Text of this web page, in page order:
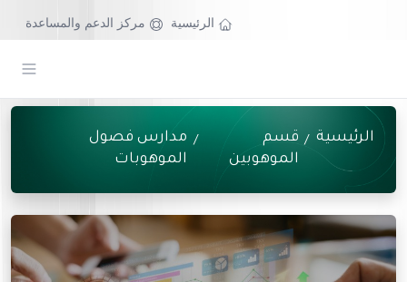
مركز الدعم والمساعدة الرئيسية
الرئيسية / قسم
الموهوبين
/ مدارس فصول
الموهوبات